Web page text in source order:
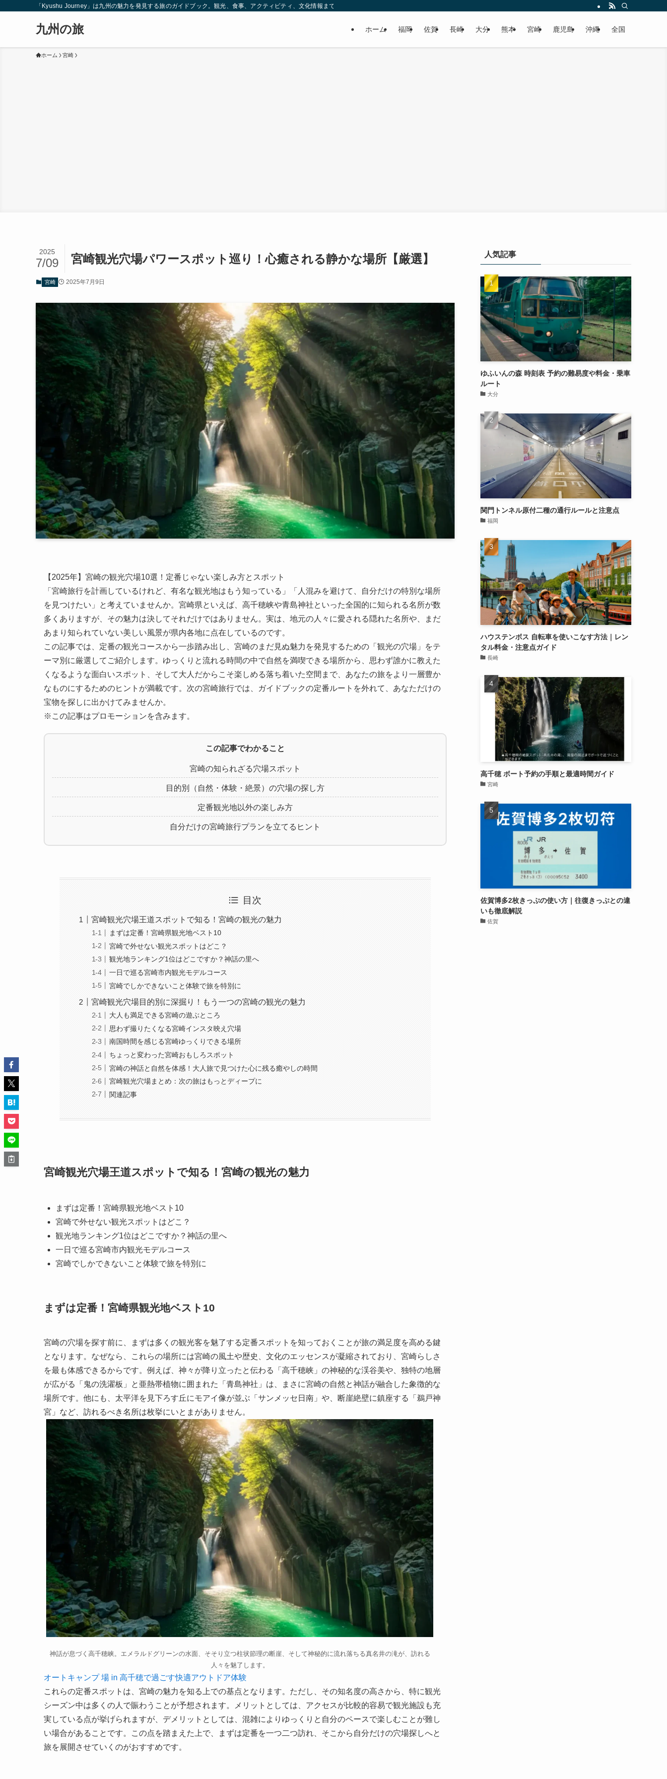
「Kyushu Journey」は九州の魅力を発見する旅のガイドブック。観光、食事、アクティビティ、文化情報まで、九州をもっと楽しむための情報をお届けします！
九州の旅 ホーム 福岡 佐賀 長崎 大分 熊本 宮崎 鹿児島 沖縄 全国
ホーム 宮崎
宮崎観光穴場パワースポット巡り！心癒される静かな場所【厳選】
2025
7/09
宮崎 2025年7月9日
【2025年】宮崎の観光穴場10選！定番じゃない楽しみ方とスポット
「宮崎旅行を計画しているけれど、有名な観光地はもう知っている」「人混みを避けて、自分だけの特別な場所
を見つけたい」と考えていませんか。宮崎県といえば、高千穂峡や青島神社といった全国的に知られる名所が数
多くありますが、その魅力は決してそれだけではありません。実は、地元の人々に愛される隠れた名所や、まだ
あまり知られていない美しい風景が県内各地に点在しているのです。
この記事では、定番の観光コースから一歩踏み出し、宮崎のまだ見ぬ魅力を発見するための「観光の穴場」をテ
ーマ別に厳選してご紹介します。ゆっくりと流れる時間の中で自然を満喫できる場所から、思わず誰かに教えた
くなるような面白いスポット、そして大人だからこそ楽しめる落ち着いた空間まで、あなたの旅をより一層豊か
なものにするためのヒントが満載です。次の宮崎旅行では、ガイドブックの定番ルートを外れて、あなただけの
宝物を探しに出かけてみませんか。
※この記事はプロモーションを含みます。
この記事でわかること
宮崎の知られざる穴場スポット
目的別（自然・体験・絶景）の穴場の探し方
定番観光地以外の楽しみ方
自分だけの宮崎旅行プランを立てるヒント
目次
宮崎観光穴場王道スポットで知る！宮崎の観光の魅力
まずは定番！宮崎県観光地ベスト10
宮崎で外せない観光スポットはどこ？
観光地ランキング1位はどこですか？神話の里へ
一日で巡る宮崎市内観光モデルコース
宮崎でしかできないこと体験で旅を特別に
宮崎観光穴場目的別に深掘り！もう一つの宮崎の観光の魅力
大人も満足できる宮崎の遊ぶところ
思わず撮りたくなる宮崎インスタ映え穴場
南国時間を感じる宮崎ゆっくりできる場所
ちょっと変わった宮崎おもしろスポット
宮崎の神話と自然を体感！大人旅で見つけた心に残る癒やしの時間
宮崎観光穴場まとめ：次の旅はもっとディープに
関連記事
宮崎観光穴場王道スポットで知る！宮崎の観光の魅力
まずは定番！宮崎県観光地ベスト10
宮崎で外せない観光スポットはどこ？
観光地ランキング1位はどこですか？神話の里へ
一日で巡る宮崎市内観光モデルコース
宮崎でしかできないこと体験で旅を特別に
まずは定番！宮崎県観光地ベスト10
宮崎の穴場を探す前に、まずは多くの観光客を魅了する定番スポットを知っておくことが旅の満足度を高める鍵
となります。なぜなら、これらの場所には宮崎の風土や歴史、文化のエッセンスが凝縮されており、宮崎らしさ
を最も体感できるからです。例えば、神々が降り立ったと伝わる「高千穂峡」の神秘的な渓谷美や、独特の地層
が広がる「鬼の洗濯板」と亜熱帯植物に囲まれた「青島神社」は、まさに宮崎の自然と神話が融合した象徴的な
場所です。他にも、太平洋を見下ろす丘にモアイ像が並ぶ「サンメッセ日南」や、断崖絶壁に鎮座する「鵜戸神
宮」など、訪れるべき名所は枚挙にいとまがありません。
神話が息づく高千穂峡。エメラルドグリーンの水面、そそり立つ柱状節理の断崖、そして神秘的に流れ落ちる真名井の滝が、訪れる
人々を魅了します。
オートキャンプ 場 in 高千穂で過ごす快適アウトドア体験
これらの定番スポットは、宮崎の魅力を知る上での基点となります。ただし、その知名度の高さから、特に観光
シーズン中は多くの人で賑わうことが予想されます。メリットとしては、アクセスが比較的容易で観光施設も充
実している点が挙げられますが、デメリットとしては、混雑によりゆっくりと自分のペースで楽しむことが難し
い場合があることです。この点を踏まえた上で、まずは定番を一つ二つ訪れ、そこから自分だけの穴場探しへと
旅を展開させていくのがおすすめです。
人気記事
ゆふいんの森 時刻表 予約の難易度や料金・乗車
ルート
大分
関門トンネル原付二種の通行ルールと注意点
福岡
ハウステンボス 自転車を使いこなす方法｜レン
タル料金・注意点ガイド
長崎
高千穂 ボート予約の手順と最適時間ガイド
宮崎
佐賀博多2枚きっぷの使い方｜往復きっぷとの違
いも徹底解説
佐賀